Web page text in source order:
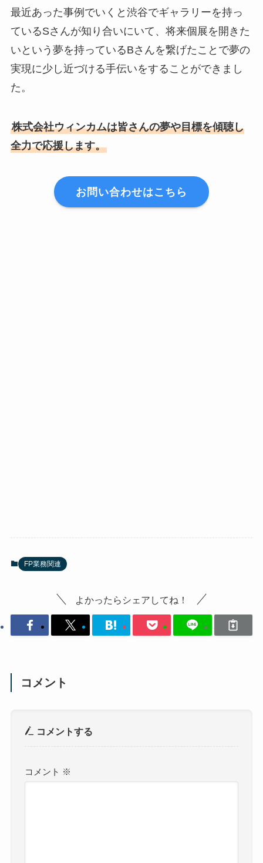
最近あった事例でいくと渋谷でギャラリーを持っ
ているSさんが知り合いにいて、将来個展を開きた
いという夢を持っているBさんを繋げたことで夢の
実現に少し近づける手伝いをすることができまし
た。
株式会社ウィンカムは皆さんの夢や目標を傾聴し
全力で応援します。
お問い合わせはこちら
FP業務関連
よかったらシェアしてね！
コメント
コメントする
コメント ※